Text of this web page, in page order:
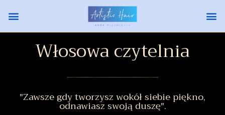
Włosowa czytelnia
"Zawsze gdy tworzysz wokół siebie piękno,
odnawiasz swoją duszę".